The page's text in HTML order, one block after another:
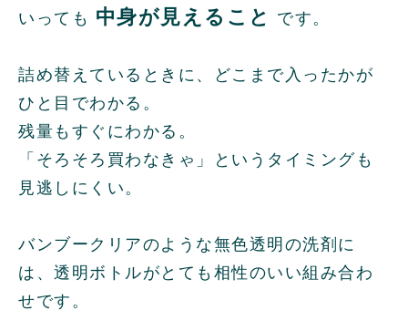
いっても 中身が見えること です。
詰め替えているときに、どこまで入ったかが
ひと目でわかる。
残量もすぐにわかる。
「そろそろ買わなきゃ」というタイミングも
見逃しにくい。
バンブークリアのような無色透明の洗剤に
は、透明ボトルがとても相性のいい組み合わ
せです。